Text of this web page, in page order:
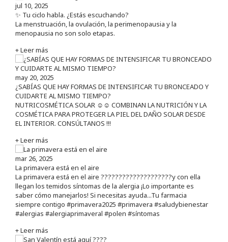
jul 10, 2025
✨ Tu ciclo habla. ¿Estás escuchando?
La menstruación, la ovulación, la perimenopausia y la
menopausia no son solo etapas.
+ Leer más
may 20, 2025
¿SABÍAS QUE HAY FORMAS DE INTENSIFICAR TU BRONCEADO Y
CUIDARTE AL MISMO TIEMPO?
NUTRICOSMÉTICA SOLAR ☺️☺️ COMBINAN LA NUTRICIÓN Y LA
COSMÉTICA PARA PROTEGER LA PIEL DEL DAÑO SOLAR DESDE
EL INTERIOR. CONSÚLTANOS !!!
+ Leer más
mar 26, 2025
La primavera está en el aire
La primavera está en el aire ????????????????????y con ella
llegan los temidos síntomas de la alergia ¡Lo importante es
saber cómo manejarlos! Si necesitas ayuda...Tu farmacia
siempre contigo #primavera2025 #primavera #saludybienestar
#alergias #alergiaprimaveral #polen #síntomas
+ Leer más